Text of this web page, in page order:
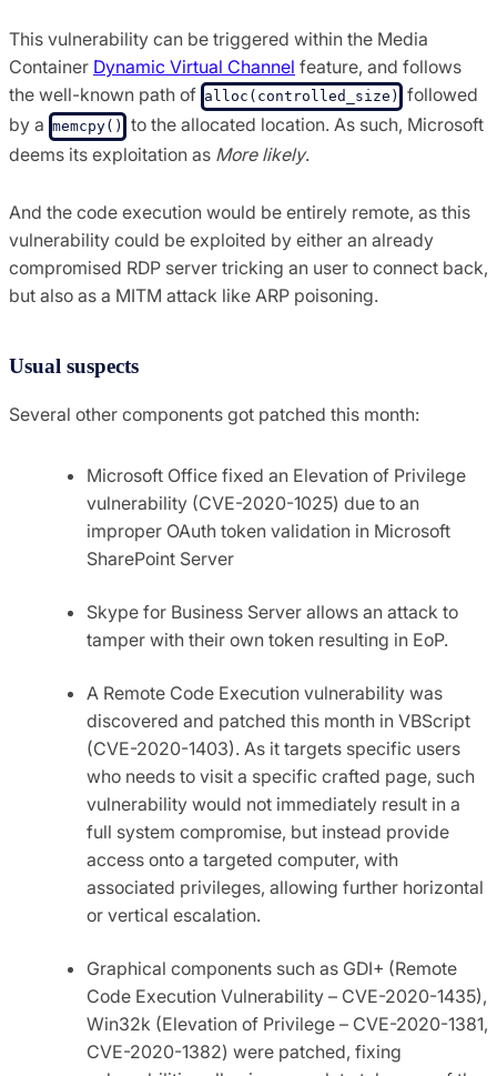
This vulnerability can be triggered within the Media
Container Dynamic Virtual Channel feature, and follows
the well-known path of alloc(controlled_size)
followed
by a memcpy()
to the allocated location. As such, Microsoft
deems its exploitation as More likely.
And the code execution would be entirely remote, as this
vulnerability could be exploited by either an already
compromised RDP server tricking an user to connect back,
but also as a MITM attack like ARP poisoning.
Usual suspects
Several other components got patched this month:
Microsoft Office fixed an Elevation of Privilege
vulnerability (CVE-2020-1025) due to an
improper OAuth token validation in Microsoft
SharePoint Server
Skype for Business Server allows an attack to
tamper with their own token resulting in EoP.
A Remote Code Execution vulnerability was
discovered and patched this month in VBScript
(CVE-2020-1403). As it targets specific users
who needs to visit a specific crafted page, such
vulnerability would not immediately result in a
full system compromise, but instead provide
access onto a targeted computer, with
associated privileges, allowing further horizontal
or vertical escalation.
Graphical components such as GDI+ (Remote
Code Execution Vulnerability – CVE-2020-1435),
Win32k (Elevation of Privilege – CVE-2020-1381,
CVE-2020-1382) were patched, fixing